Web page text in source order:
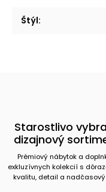
Štýl:
Starostlivo
dizajnový
Prémiový nábytok a
exkluzívnych kolekcií s
kvalitu, detail a